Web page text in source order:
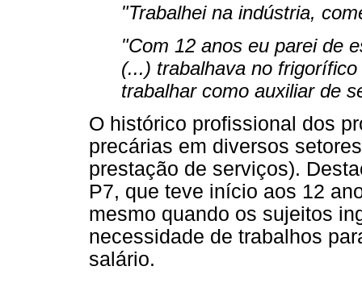
"Trabalhei na indústria,
"Com 12 anos eu parei de
(...) trabalhava no
trabalhar como auxiliar de
O histórico profissional dos
precárias em diversos
prestação de serviços).
P7, que teve início aos 12
mesmo quando os sujeitos
necessidade de trabalhos
salário.